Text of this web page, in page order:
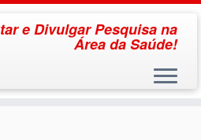
e Divulgar Pesquisa na
Área da Saúde!